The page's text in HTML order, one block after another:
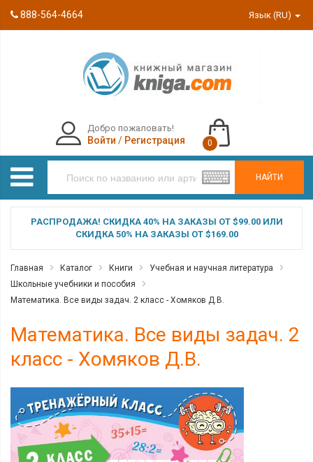
888-564-4664 Язык (RU)
НАЙТИ
Добро пожаловать!
Войти / Регистрация 0
РАСПРОДАЖА! СКИДКА 40% НА ЗАКАЗЫ ОТ $99.00 ИЛИ
СКИДКА 50% НА ЗАКАЗЫ ОТ $169.00
Главная Каталог Книги
Учебная и научная литература
Школьные учебники и пособия
Математика. Все виды задач. 2 класс - Хомяков Д.В.
Математика. Все виды задач. 2
класс - Хомяков Д.В.